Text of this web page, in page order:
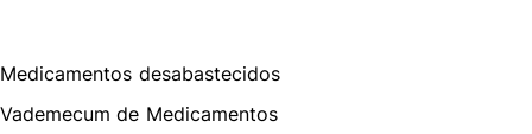
Medicamentos desabastecidos
Vademecum de Medicamentos